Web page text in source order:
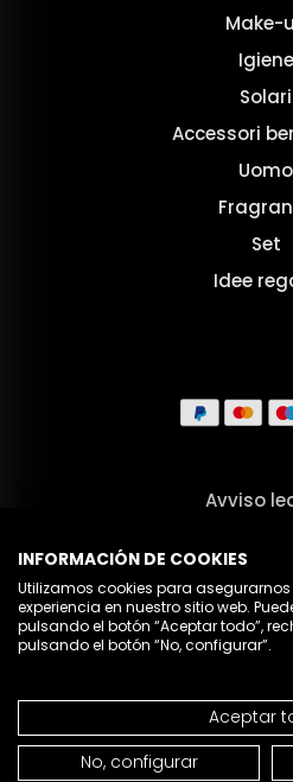
NON
Make-
Igiene
Solari
Accessori
Uomo
Set
Idee
Avviso
Termini e
Politica sui
Chi
© 2026
INFORMACIÓN DE COOKIES
Utilizamos cookies para
experiencia en nuestro sitio web.
pulsando el botón “Aceptar todo”,
pulsando el botón “No, configurar”.
Aceptar
No, configurar